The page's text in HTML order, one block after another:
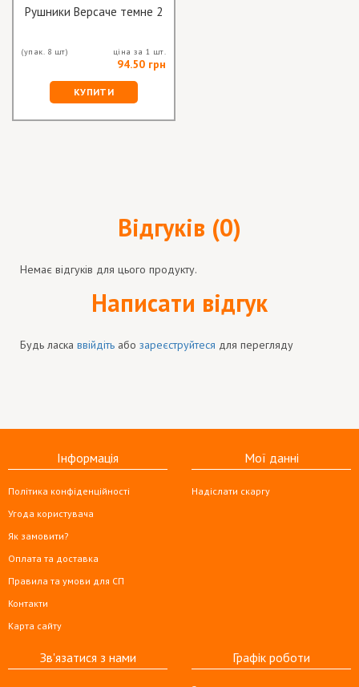
Рушники Версаче темне 2
(упак. 8 шт) ціна за 1 шт.
94.50 грн
КУПИТИ
Відгуків (0)
Немає відгуків для цього продукту.
Написати відгук
Будь ласка ввійдіть або зареєструйтеся для перегляду
Інформація
Політика конфіденційності
Угода користувача
Як замовити?
Оплата та доставка
Правила та умови для СП
Контакти
Карта сайту
Мої данні
Надіслати скаргу
Зв'язатися з нами Графік роботи